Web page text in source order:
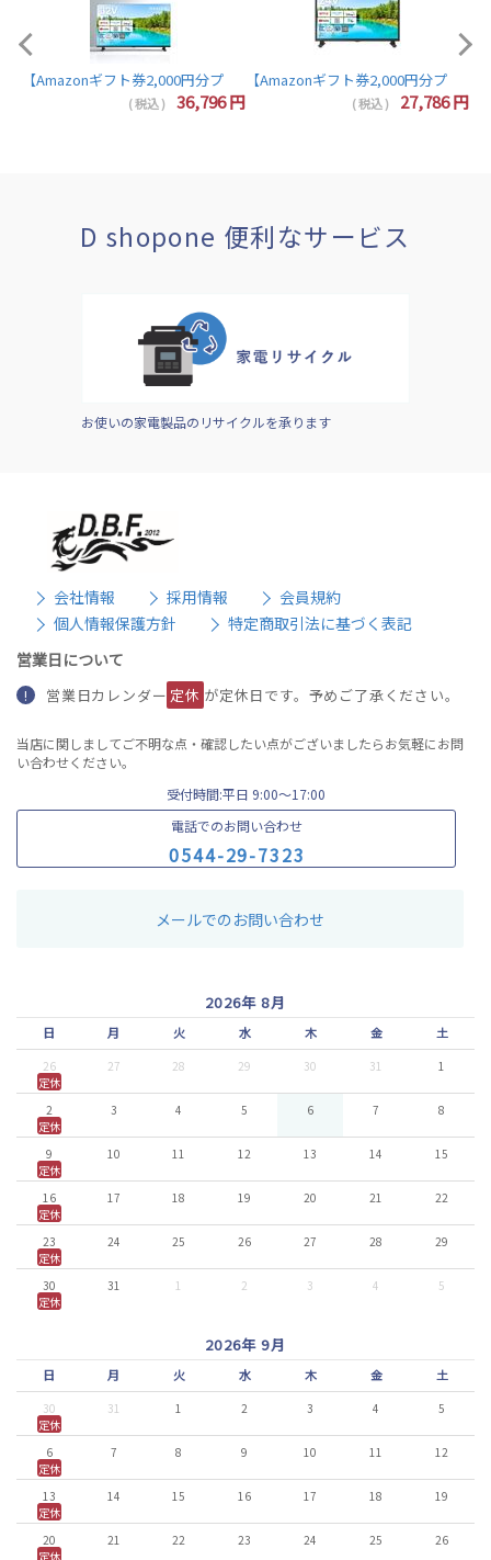
【Amazonギフト券2,000円分プレゼント】東芝 レグザ テレビ 32インチ
( 税込 ) 36,796円 ( 税込 ) 27,786円
D shopone 便利なサービス
お使いの家電製品のリサイクルを承ります
会社情報 採用情報
会員規約
個人情報保護方針
特定商取引法に基づく表記
営業日について
! 営業日カレンダー 定休 が定休日です。予めご了承ください。
当店に関しましてご不明な点・確認したい点がございましたらお気軽にお問
い合わせください。
受付時間:平日 9:00〜17:00
電話でのお問い合わせ
0544-29-7323
メールでのお問い合わせ
2026年 8月
日 月 火 水 木 金 土
26 27 28 29 30 31
1
定休
2
3 4 5 6 7
8
定休
9
10 11 12 13 14
15
定休
16
17 18 19 20 21
22
定休
23
24 25 26 27 28
29
定休
30
31 1 2 3 4
5
定休
2026年 9月
日 月 火 水 木 金 土
30 31 1 2 3 4
5
定休
6
7 8 9 10 11
12
定休
13
14 15 16 17 18
19
定休
20
21 22 23 24 25
26
定休